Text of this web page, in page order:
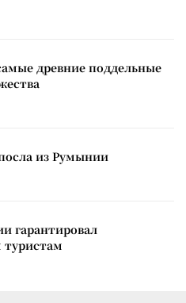
древние поддельные
из Румынии
гарантировал
туристам